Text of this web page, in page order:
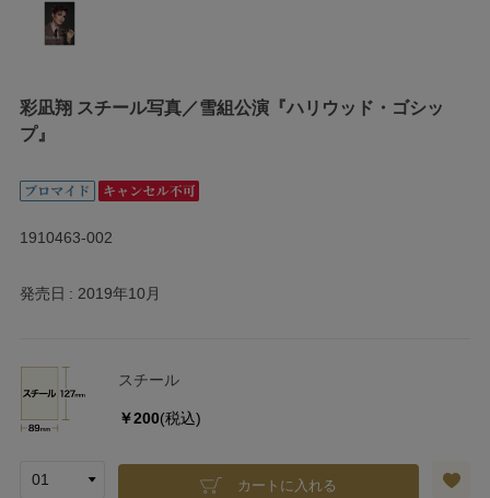
彩凪翔 スチール写真／雪組公演『ハリウッド・ゴシッ
プ』
1910463-002
発売日 2019年10月
スチール
￥200(税込)
カートに入れる